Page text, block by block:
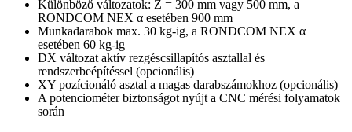
Különböző változatok: Z = 300 mm vagy 500 mm, a
RONDCOM NEX α esetében 900 mm
Munkadarabok max. 30 kg-ig, a RONDCOM NEX α
esetében 60 kg-ig
DX változat aktív rezgéscsillapítós asztallal és
rendszerbeépítéssel (opcionális)
XY pozícionáló asztal a magas darabszámokhoz (opcionális)
A potenciométer biztonságot nyújt a CNC mérési folyamatok
során